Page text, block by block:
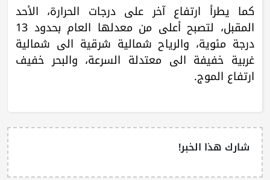
كما يطرأ ارتفاع آخر على درجات الحرارة، الأحد
المقبل، لتصبح أعلى من معدلها العام بحدود 13
درجة مئوية، والرياح شمالية شرقية الى شمالية
غربية خفيفة الى معتدلة السرعة، والبحر خفيف
ارتفاع الموج.
شارك هذا الخبر!